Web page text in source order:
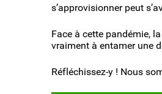
s’approvisionner peut
Face à cette pandémie,
vraiment à entamer une
Réfléchissez-y ! Nous